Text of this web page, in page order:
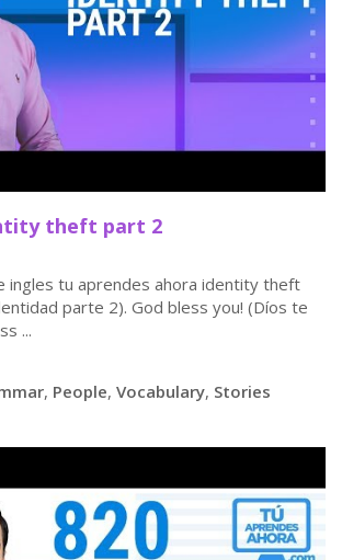
theft part 2
ingles tu aprendes ahora identity theft
parte 2). God bless you! (Díos te
...
, People, Vocabulary, Stories